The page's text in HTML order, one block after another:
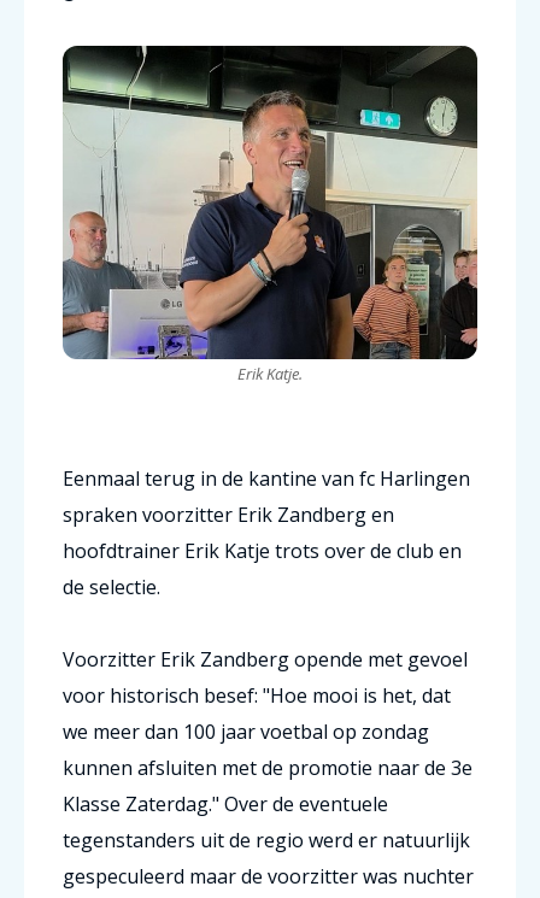
Erik Katje.
Eenmaal terug in de kantine van fc Harlingen
spraken voorzitter Erik Zandberg en
hoofdtrainer Erik Katje trots over de club en
de selectie.
Voorzitter Erik Zandberg opende met gevoel
voor historisch besef: "Hoe mooi is het, dat
we meer dan 100 jaar voetbal op zondag
kunnen afsluiten met de promotie naar de 3e
Klasse Zaterdag." Over de eventuele
tegenstanders uit de regio werd er natuurlijk
gespeculeerd maar de voorzitter was nuchter